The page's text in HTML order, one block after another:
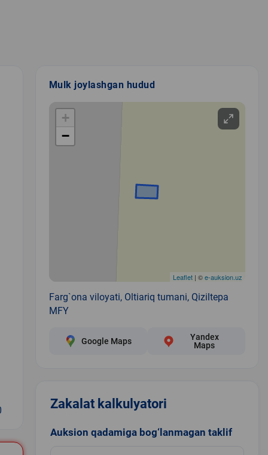
Mulk joylashgan hudud
+
−
Leaflet| ©e-auksion.uz
Farg`ona viloyati, Oltiariq tumani, Qiziltepa
MFY
Google Maps
Yandex
Maps
Zakalat kalkulyatori
Auksion qadamiga bog‘lanmagan taklif